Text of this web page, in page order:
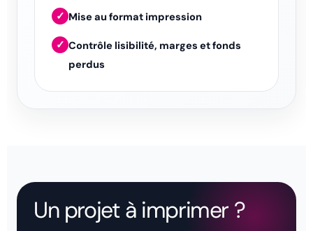
✓ Mise au format impression
✓ Contrôle lisibilité, marges et fonds
perdus
Un projet à imprimer ?